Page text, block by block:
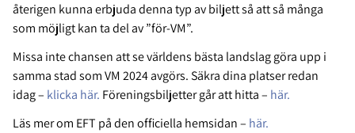
återigen kunna erbjuda denna typ av biljett så att så många
som möjligt kan ta del av ”för-VM”.
Missa inte chansen att se världens bästa landslag göra upp i
samma stad som VM 2024 avgörs. Säkra dina platser redan
idag – klicka här. Föreningsbiljetter går att hitta – här.
Läs mer om EFT på den officiella hemsidan – här.